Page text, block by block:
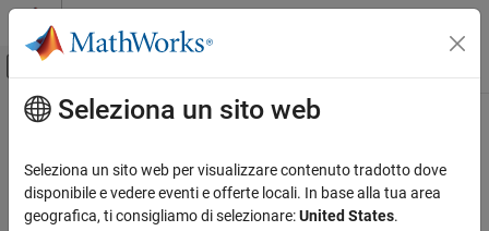
Vai al contenuto
Attiva/disattiva menu di navigazione
Pagina iniziale della documentazione
Contenuto principale
Seleziona un sito web
Seleziona un sito web per visualizzare contenuto tradotto dove
disponibile e vedere eventi e offerte locali. In base alla tua area
geografica, ti consigliamo di selezionare:United States.